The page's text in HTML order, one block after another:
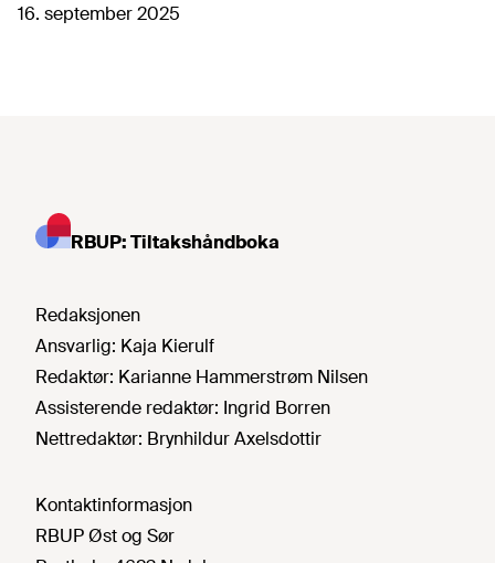
16. september 2025
RBUP: Tiltakshåndboka
Redaksjonen
Ansvarlig: Kaja Kierulf
Redaktør: Karianne Hammerstrøm Nilsen
Assisterende redaktør: Ingrid Borren
Nettredaktør: Brynhildur Axelsdottir
Kontaktinformasjon
RBUP Øst og Sør